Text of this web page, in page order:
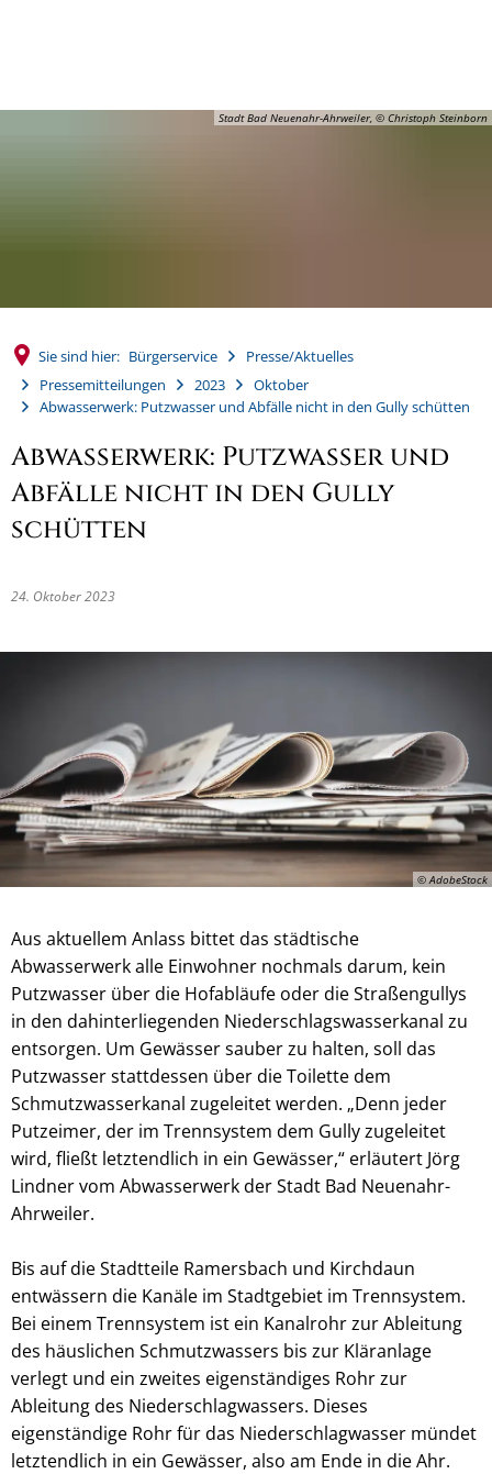
Stadt Bad Neuenahr-Ahrweiler, © Christoph Steinborn
Sie sind hier: Bürgerservice
Presse/Aktuelles
Pressemitteilungen
2023
Oktober
Abwasserwerk: Putzwasser und Abfälle nicht in den Gully schütten
Abwasserwerk: Putzwasser und
Abfälle nicht in den Gully
schütten
24. Oktober 2023
© AdobeStock
Aus aktuellem Anlass bittet das städtische
Abwasserwerk alle Einwohner nochmals darum, kein
Putzwasser über die Hofabläufe oder die Straßengullys
in den dahinterliegenden Niederschlagswasserkanal zu
entsorgen. Um Gewässer sauber zu halten, soll das
Putzwasser stattdessen über die Toilette dem
Schmutzwasserkanal zugeleitet werden. „Denn jeder
Putzeimer, der im Trennsystem dem Gully zugeleitet
wird, fließt letztendlich in ein Gewässer,“ erläutert Jörg
Lindner vom Abwasserwerk der Stadt Bad Neuenahr-
Ahrweiler.
Bis auf die Stadtteile Ramersbach und Kirchdaun
entwässern die Kanäle im Stadtgebiet im Trennsystem.
Bei einem Trennsystem ist ein Kanalrohr zur Ableitung
des häuslichen Schmutzwassers bis zur Kläranlage
verlegt und ein zweites eigenständiges Rohr zur
Ableitung des Niederschlagwassers. Dieses
eigenständige Rohr für das Niederschlagwasser mündet
letztendlich in ein Gewässer, also am Ende in die Ahr.